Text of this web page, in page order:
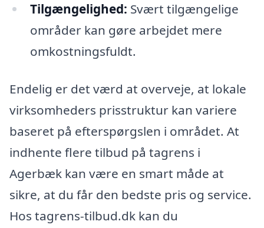
Tilgængelighed: Svært tilgængelige
områder kan gøre arbejdet mere
omkostningsfuldt.
Endelig er det værd at overveje, at lokale
virksomheders prisstruktur kan variere
baseret på efterspørgslen i området. At
indhente flere tilbud på tagrens i
Agerbæk kan være en smart måde at
sikre, at du får den bedste pris og service.
Hos tagrens-tilbud.dk kan du